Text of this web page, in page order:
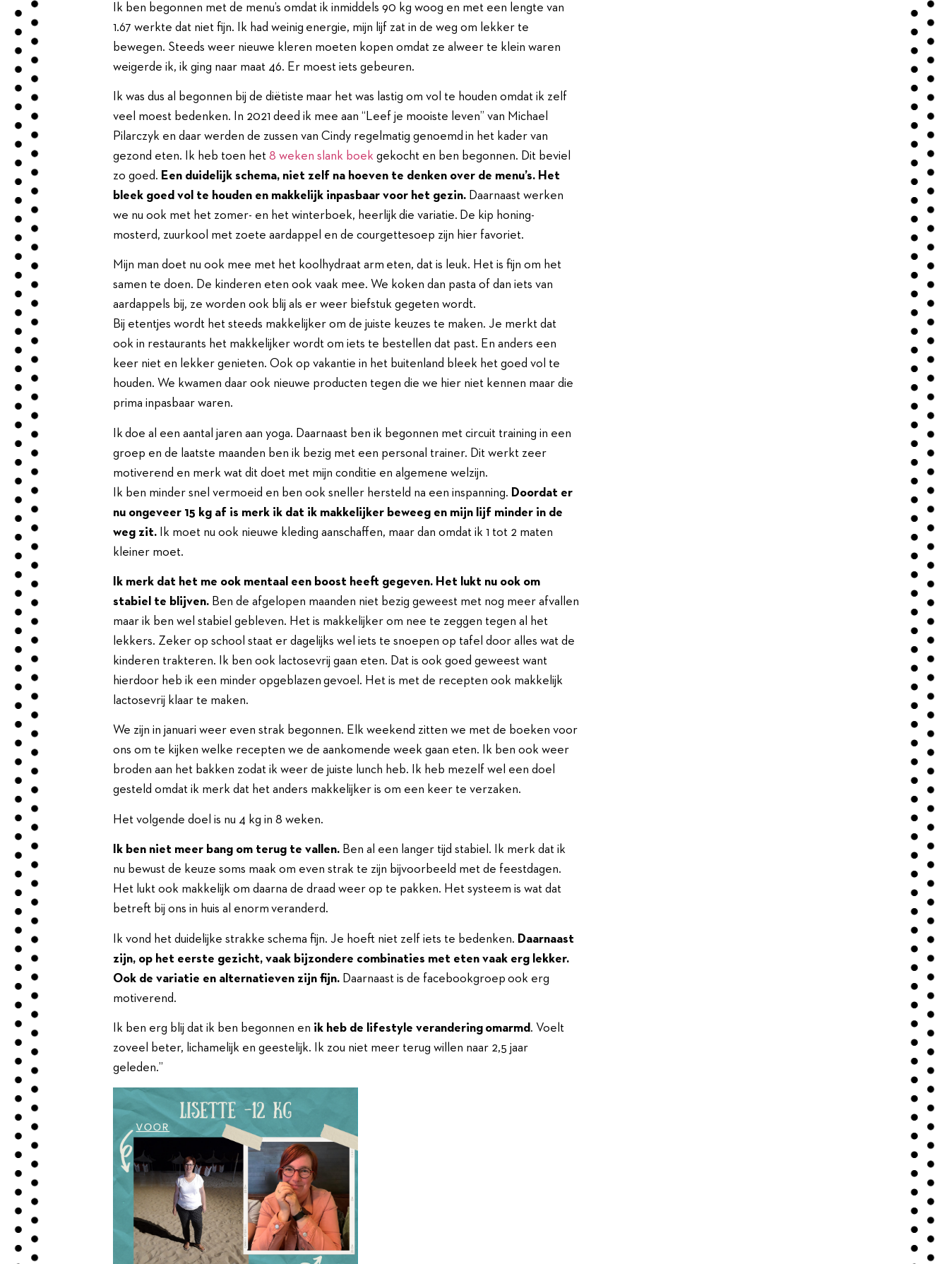
Ik ben begonnen met de menu’s omdat ik inmiddels 90 kg woog en met een lengte van
1.67 werkte dat niet fijn. Ik had weinig energie, mijn lijf zat in de weg om lekker te
bewegen. Steeds weer nieuwe kleren moeten kopen omdat ze alweer te klein waren
weigerde ik, ik ging naar maat 46. Er moest iets gebeuren.
Ik was dus al begonnen bij de diëtiste maar het was lastig om vol te houden omdat ik zelf
veel moest bedenken. In 2021 deed ik mee aan “Leef je mooiste leven” van Michael
Pilarczyk en daar werden de zussen van Cindy regelmatig genoemd in het kader van
gezond eten. Ik heb toen het 8 weken slank boek gekocht en ben begonnen. Dit beviel
zo goed. Een duidelijk schema, niet zelf na hoeven te denken over de menu’s. Het
bleek goed vol te houden en makkelijk inpasbaar voor het gezin. Daarnaast werken
we nu ook met het zomer- en het winterboek, heerlijk die variatie. De kip honing-
mosterd, zuurkool met zoete aardappel en de courgettesoep zijn hier favoriet.
Mijn man doet nu ook mee met het koolhydraat arm eten, dat is leuk. Het is fijn om het
samen te doen. De kinderen eten ook vaak mee. We koken dan pasta of dan iets van
aardappels bij, ze worden ook blij als er weer biefstuk gegeten wordt.
Bij etentjes wordt het steeds makkelijker om de juiste keuzes te maken. Je merkt dat
ook in restaurants het makkelijker wordt om iets te bestellen dat past. En anders een
keer niet en lekker genieten. Ook op vakantie in het buitenland bleek het goed vol te
houden. We kwamen daar ook nieuwe producten tegen die we hier niet kennen maar die
prima inpasbaar waren.
Ik doe al een aantal jaren aan yoga. Daarnaast ben ik begonnen met circuit training in een
groep en de laatste maanden ben ik bezig met een personal trainer. Dit werkt zeer
motiverend en merk wat dit doet met mijn conditie en algemene welzijn.
Ik ben minder snel vermoeid en ben ook sneller hersteld na een inspanning. Doordat er
nu ongeveer 15 kg af is merk ik dat ik makkelijker beweeg en mijn lijf minder in de
weg zit. Ik moet nu ook nieuwe kleding aanschaffen, maar dan omdat ik 1 tot 2 maten
kleiner moet.
Ik merk dat het me ook mentaal een boost heeft gegeven. Het lukt nu ook om
stabiel te blijven. Ben de afgelopen maanden niet bezig geweest met nog meer afvallen
maar ik ben wel stabiel gebleven. Het is makkelijker om nee te zeggen tegen al het
lekkers. Zeker op school staat er dagelijks wel iets te snoepen op tafel door alles wat de
kinderen trakteren. Ik ben ook lactosevrij gaan eten. Dat is ook goed geweest want
hierdoor heb ik een minder opgeblazen gevoel. Het is met de recepten ook makkelijk
lactosevrij klaar te maken.
We zijn in januari weer even strak begonnen. Elk weekend zitten we met de boeken voor
ons om te kijken welke recepten we de aankomende week gaan eten. Ik ben ook weer
broden aan het bakken zodat ik weer de juiste lunch heb. Ik heb mezelf wel een doel
gesteld omdat ik merk dat het anders makkelijker is om een keer te verzaken.
Het volgende doel is nu 4 kg in 8 weken.
Ik ben niet meer bang om terug te vallen. Ben al een langer tijd stabiel. Ik merk dat ik
nu bewust de keuze soms maak om even strak te zijn bijvoorbeeld met de feestdagen.
Het lukt ook makkelijk om daarna de draad weer op te pakken. Het systeem is wat dat
betreft bij ons in huis al enorm veranderd.
Ik vond het duidelijke strakke schema fijn. Je hoeft niet zelf iets te bedenken. Daarnaast
zijn, op het eerste gezicht, vaak bijzondere combinaties met eten vaak erg lekker.
Ook de variatie en alternatieven zijn fijn. Daarnaast is de facebookgroep ook erg
motiverend.
Ik ben erg blij dat ik ben begonnen en ik heb de lifestyle verandering omarmd . Voelt
zoveel beter, lichamelijk en geestelijk. Ik zou niet meer terug willen naar 2,5 jaar
geleden.”